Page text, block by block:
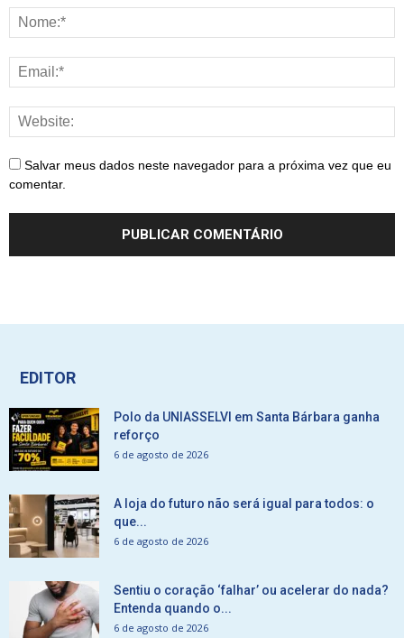
Salvar meus dados neste navegador para a próxima vez que eu
comentar.
EDITOR
Polo da UNIASSELVI em Santa Bárbara ganha
reforço
6 de agosto de 2026
A loja do futuro não será igual para todos: o
que...
6 de agosto de 2026
Sentiu o coração ‘falhar’ ou acelerar do nada?
Entenda quando o...
6 de agosto de 2026